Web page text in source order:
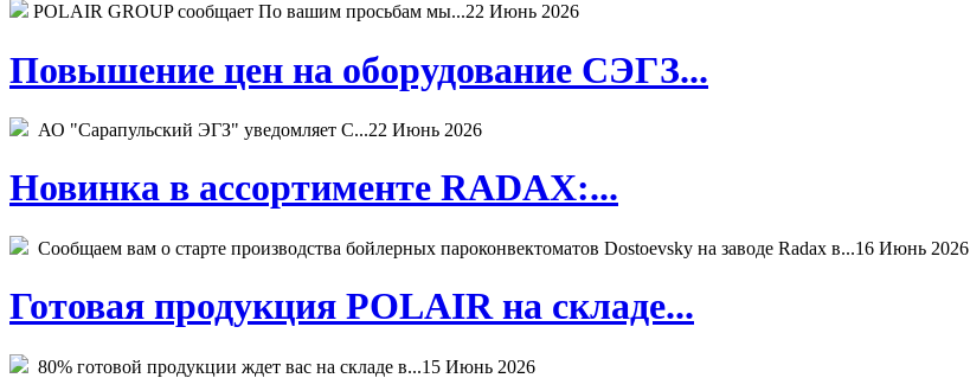
POLAIR GROUP сообщает По вашим просьбам мы...22 Июнь 2026
Повышение цен на оборудование СЭГЗ...
АО "Сарапульский ЭГЗ" уведомляет С...22 Июнь 2026
Новинка в ассортименте RADAX:...
Сообщаем вам о старте производства бойлерных пароконвектоматов Dostoevsky на заводе Radax в...16 Июнь 2026
Готовая продукция POLAIR на складе...
80% готовой продукции ждет вас на складе в...15 Июнь 2026